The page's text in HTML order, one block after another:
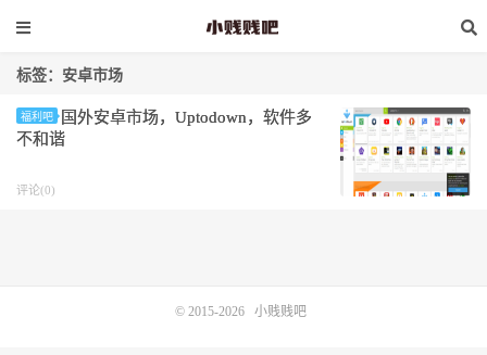
标签：安卓市场
福利吧
国外安卓市场，Uptodown，软件多
不和谐
评论(0)
© 2015-2026 小贱贱吧